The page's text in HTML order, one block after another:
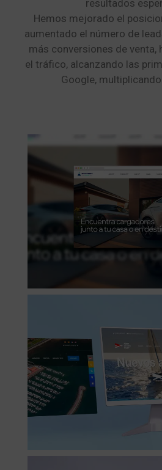
resultados
Hemos mejorado el
aumentado el número de
más conversiones de venta,
el tráfico, alcanzando las
Google,